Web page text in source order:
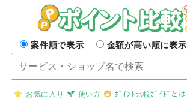
案件順で表示 金額が高い順に表示
お気に入り 使い方
ﾎﾟｲﾝﾄ比較ｶﾞｲﾄﾞとは